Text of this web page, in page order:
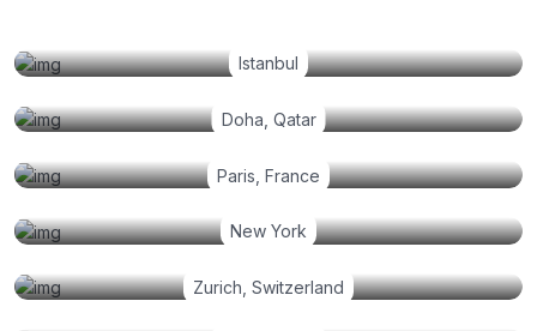
Istanbul
Doha, Qatar
Paris, France
New York
Zurich, Switzerland